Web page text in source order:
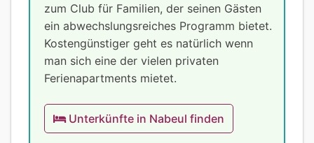
zum Club für Familien, der seinen Gästen
ein abwechslungsreiches Programm bietet.
Kostengünstiger geht es natürlich wenn
man sich eine der vielen privaten
Ferienapartments mietet.
Unterkünfte in Nabeul finden